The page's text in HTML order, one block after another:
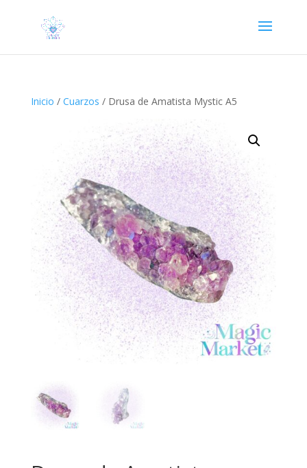
Inicio / Cuarzos / Drusa de Amatista Mystic A5